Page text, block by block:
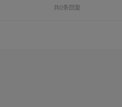
共0条回复